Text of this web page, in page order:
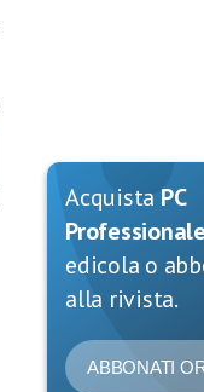
Acquista PC
Professionale
edicola o
alla rivista.
ABBONATI